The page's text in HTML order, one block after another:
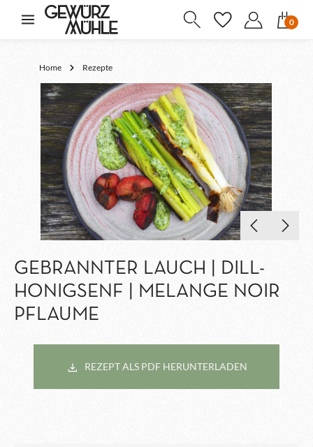
springen
0
Home Rezepte
GEBRANNTER LAUCH | DILL-
HONIGSENF | MELANGE NOIR
PFLAUME
REZEPT ALS PDF HERUNTERLADEN